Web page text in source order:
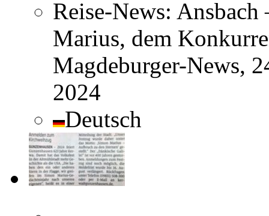
Reise-News:
Marius, dem
Magdeburger-News,
2024
Deutsch